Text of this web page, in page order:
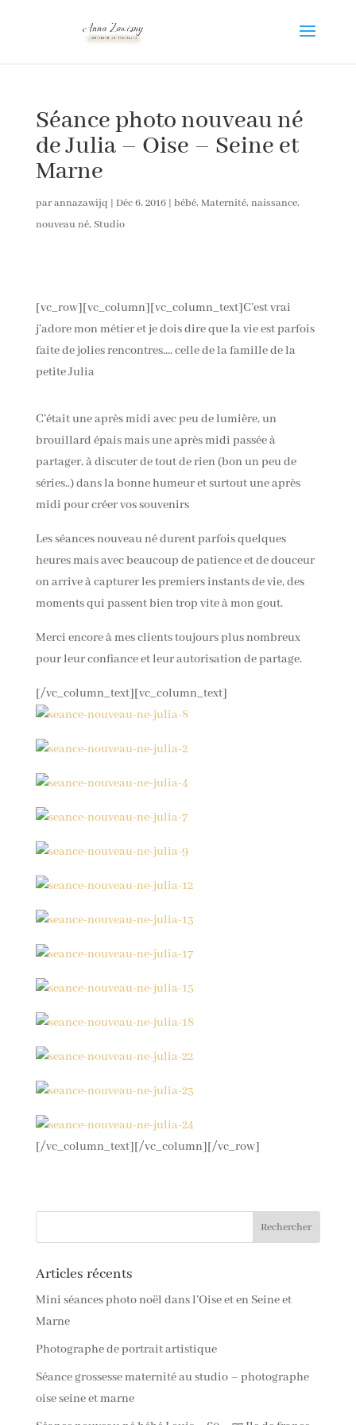
Séance photo nouveau né
de Julia – Oise – Seine et
Marne
parannazawijq | Déc 6, 2016| bébé, Maternité, naissance,
nouveau né, Studio
[vc_row][vc_column][vc_column_text]C’est vrai
j’adore mon métier et je dois dire que la vie est parfois
faite de jolies rencontres…. celle de la famille de la
petite Julia
C’était une après midi avec peu de lumière, un
brouillard épais mais une après midi passée à
partager, à discuter de tout de rien (bon un peu de
séries..) dans la bonne humeur et surtout une après
midi pour créer vos souvenirs
Les séances nouveau né durent parfois quelques
heures mais avec beaucoup de patience et de douceur
on arrive à capturer les premiers instants de vie, des
moments qui passent bien trop vite à mon gout.
Merci encore à mes clients toujours plus nombreux
pour leur confiance et leur autorisation de partage.
[/vc_column_text][vc_column_text]
[/vc_column_text][/vc_column][/vc_row]
Articles récents
Mini séances photo noël dans l’Oise et en Seine et
Marne
Photographe de portrait artistique
Séance grossesse maternité au studio – photographe
oise seine et marne